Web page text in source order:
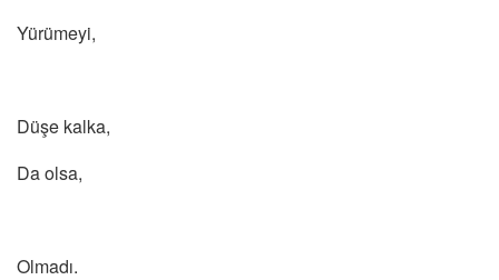
Yürümeyi,
Düşe kalka,
Da olsa,
Olmadı.